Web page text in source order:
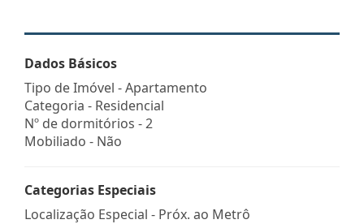
Dados Básicos
Tipo de Imóvel - Apartamento
Categoria - Residencial
Nº de dormitórios - 2
Mobiliado - Não
Categorias Especiais
Localização Especial - Próx. ao Metrô